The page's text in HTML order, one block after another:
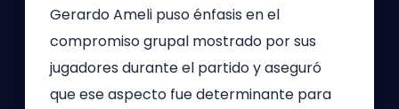
Gerardo Ameli puso énfasis en el
compromiso grupal mostrado por sus
jugadores durante el partido y aseguró
que ese aspecto fue determinante para